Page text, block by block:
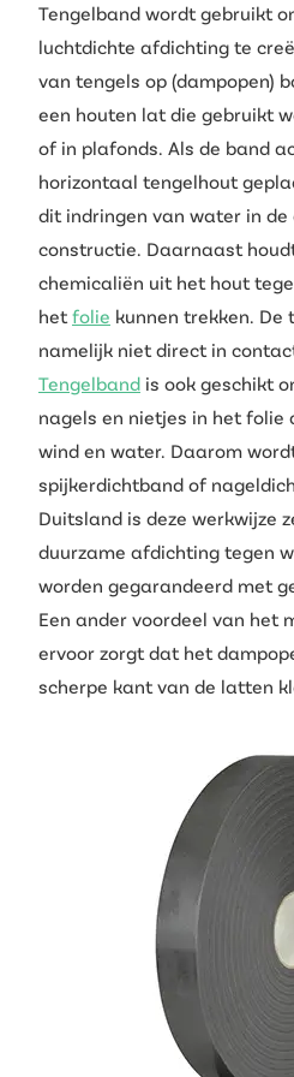
Tengelband wordt gebruikt
luchtdichte afdichting te
van tengels op (dampopen)
een houten lat die gebruikt
of in plafonds. Als de band
horizontaal tengelhout
dit indringen van water in
constructie. Daarnaast
chemicaliën uit het hout
het folie kunnen trekken.
namelijk niet direct in
Tengelband is ook geschikt
nagels en nietjes in het folie
wind en water. Daarom
spijkerdichtband of
Duitsland is deze werkwijze
duurzame afdichting tegen
worden gegarandeerd met
Een ander voordeel van het
ervoor zorgt dat het
scherpe kant van de latten